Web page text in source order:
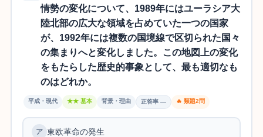
情勢の変化について、1989年にはユーラシア大
陸北部の広大な領域を占めていた一つの国家
が、1992年には複数の国境線で区切られた国々
の集まりへと変化しました。この地図上の変化
をもたらした歴史的事象として、最も適切なも
のはどれか。
平成・現代 ★★ 基本 背景・理由 正答率 — 🔥 類題2問
東欧革命の発生